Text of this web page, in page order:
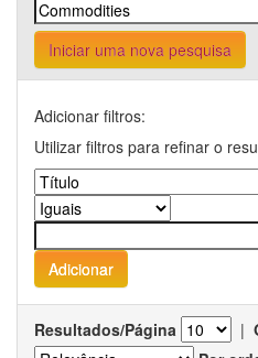
Iniciar uma nova pesquisa
Adicionar filtros:
Utilizar filtros para refinar o
Resultados/Página |